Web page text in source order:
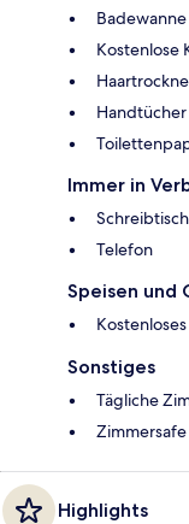
Kostenlose
Handtücher
Immer in
Schreibtisch
Telefon
Speisen und
Sonstiges
Tägliche
Zimmersafe
Highlights